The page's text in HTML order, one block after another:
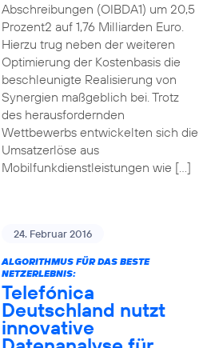
Abschreibungen (OIBDA1) um 20,5
Prozent2 auf 1,76 Milliarden Euro.
Hierzu trug neben der weiteren
Optimierung der Kostenbasis die
beschleunigte Realisierung von
Synergien maßgeblich bei. Trotz
des herausfordernden
Wettbewerbs entwickelten sich die
Umsatzerlöse aus
Mobilfunkdienstleistungen wie […]
24. Februar 2016
ALGORITHMUS FÜR DAS BESTE
NETZERLEBNIS:
Telefónica
Deutschland nutzt
innovative